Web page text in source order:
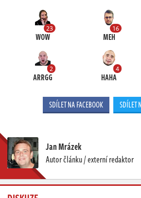
23
WOW
16
MEH
2
ARRGG
4
HAHA
SDÍLET NA FACEBOOK SDÍLET
Jan Mrázek
Autor článku / externí redaktor